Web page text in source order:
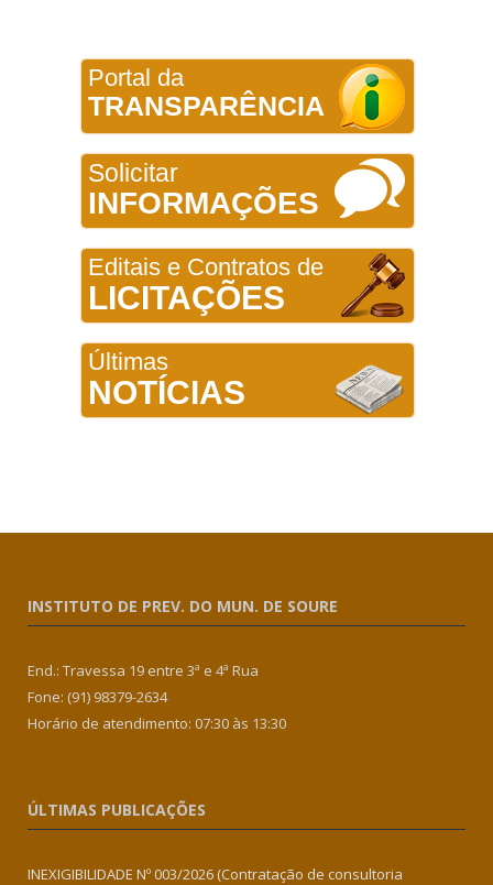
Portal da
TRANSPARÊNCIA
Solicitar
INFORMAÇÕES
Editais e Contratos de
LICITAÇÕES
Últimas
NOTÍCIAS
INSTITUTO DE PREV. DO MUN. DE SOURE
End.: Travessa 19 entre 3ª e 4ª Rua
Fone: (91) 98379-2634
Horário de atendimento: 07:30 às 13:30
ÚLTIMAS PUBLICAÇÕES
INEXIGIBILIDADE Nº 003/2026 (Contratação de consultoria